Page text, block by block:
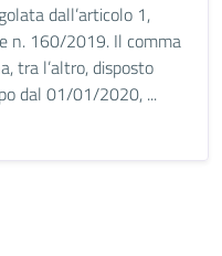
dall’articolo 1,
n. 160/2019. Il comma
tra l’altro, disposto
dal 01/01/2020, ...